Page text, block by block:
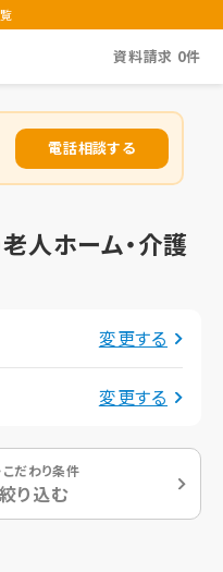
資料請求 0件
電話相談する
人ホーム・介護
変更する
変更する
こだわり条件
り込む